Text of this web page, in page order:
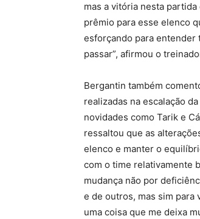
mas a vitória nesta
prêmio para esse elenco
esforçando para entender
passar”, afirmou o
Bergantin também
realizadas na escalação
novidades como Tarik e
ressaltou que as
elenco e manter o
com o time relativamente
mudança não por
e de outros, mas sim para
uma coisa que me deixa